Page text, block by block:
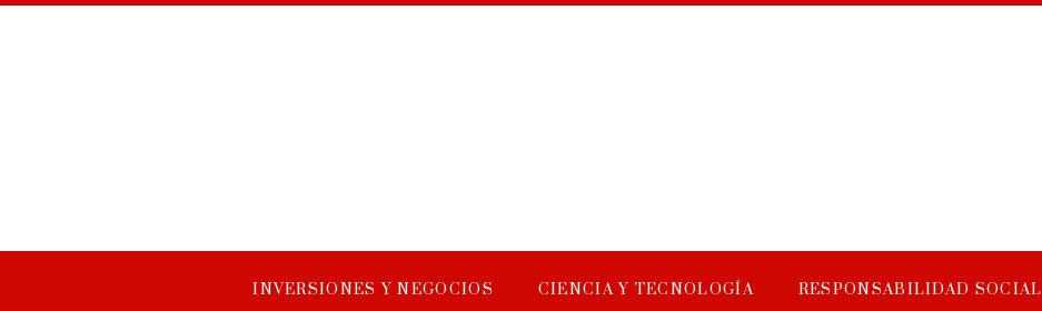
INVERSIONES Y NEGOCIOS CIENCIA Y TECNOLOGÍA RESPONSABILIDAD SOCIAL